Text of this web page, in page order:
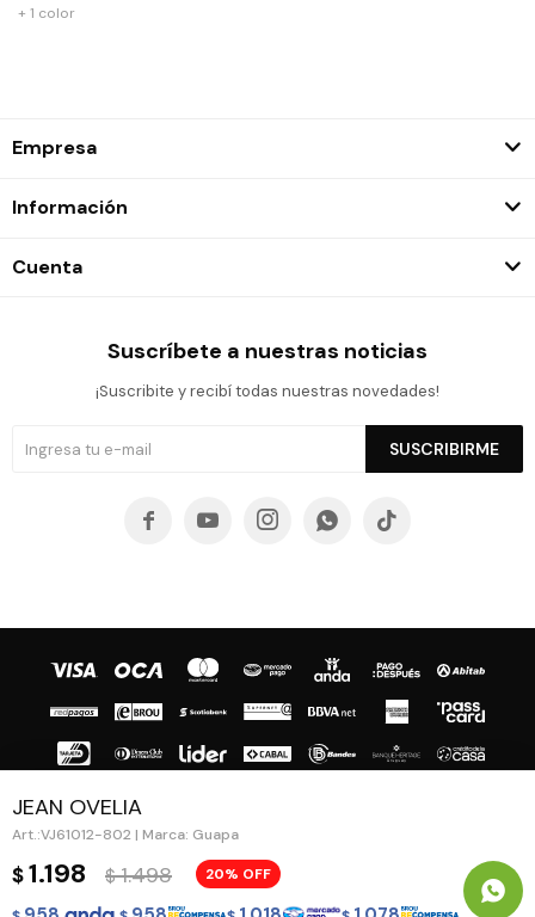
JEAN OVELIA
VJ61012-802 | Marca: Guapa
$1.198 $ 1.498 20
+ 1 color
Empresa
Información
Cuenta
Suscríbete a nuestras noticias
¡Suscribite y recibí todas nuestras novedades!
SUSCRIBIRME
    